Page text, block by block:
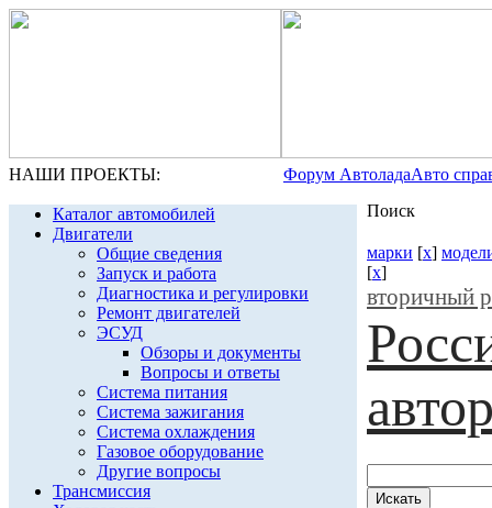
НАШИ ПРОЕКТЫ: Форум АвтоладаАвто
Каталог автомобилей
Двигатели
Общие сведения
Запуск и работа
Диагностика и регулировки
Ремонт двигателей
ЭСУД
Обзоры и документы
Вопросы и ответы
Система питания
Система зажигания
Система охлаждения
Газовое оборудование
Другие вопросы
Трансмиссия
Поиск
марки [x]
[x]
вторичный